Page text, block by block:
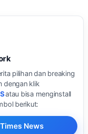
pilihan dan breaking
dengan klik
atau bisa menginstall
berikut:
News